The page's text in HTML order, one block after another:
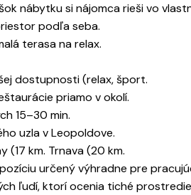
nábytku si nájomca rieši vo
podľa seba.
terasa na relax.
dostupnosti (relax, šport.
priamo v okolí.
15–30 min.
uzla v Leopoldove.
(17 km. Trnava (20 km.
určený výhradne pre
ľudí, ktorí ocenia tiché